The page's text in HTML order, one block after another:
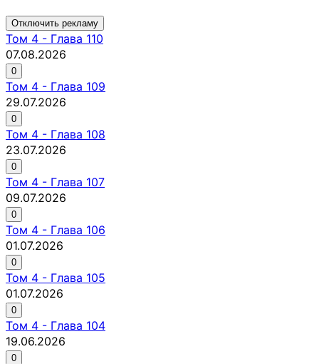
Отключить рекламу
Том 4 - Глава 110
07.08.2026
0
Том 4 - Глава 109
29.07.2026
0
Том 4 - Глава 108
23.07.2026
0
Том 4 - Глава 107
09.07.2026
0
Том 4 - Глава 106
01.07.2026
0
Том 4 - Глава 105
01.07.2026
0
Том 4 - Глава 104
19.06.2026
0